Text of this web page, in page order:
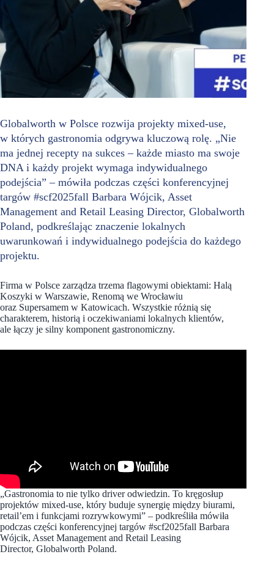
Globalworth w Polsce rozwija projekty mixed-use,
w których gastronomia odgrywa kluczową rolę. „Nie
ma jednej recepty na sukces – każde miasto ma swoje
DNA i każdy projekt wymaga indywidualnego
podejścia” – mówiła podczas części konferencyjnej
targów #scf2025fall Barbara Wójcik, Asset
Management and Retail Leasing Director, Globalworth
Poland, podkreślając znaczenie lokalnych
uwarunkowań i indywidualnego podejścia do każdego
projektu.
Firma w Polsce zarządza trzema flagowymi obiektami: Halą
Koszyki w Warszawie, Renomą we Wrocławiu
oraz Supersamem w Katowicach. Wszystkie różnią się
charakterem, historią i oczekiwaniami lokalnych klientów,
ale łączy je silny komponent gastronomiczny.
„Gastronomia to nie tylko driver odwiedzin. To kręgosłup
projektów mixed-use, który buduje synergię między biurami,
retail’em i funkcjami rozrywkowymi” – podkreśliła mówiła
podczas części konferencyjnej targów #scf2025fall Barbara
Wójcik, Asset Management and Retail Leasing
Director, Globalworth Poland.